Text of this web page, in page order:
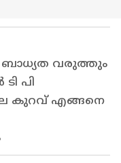
വരുത്തും
പി
കുറവ് എങ്ങനെ